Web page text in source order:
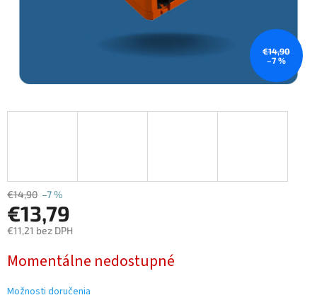
€14,90
–7 %
€14,90 –7 %
€13,79
€11,21 bez DPH
cena:
Momentálne nedostupné
Možnosti doručenia